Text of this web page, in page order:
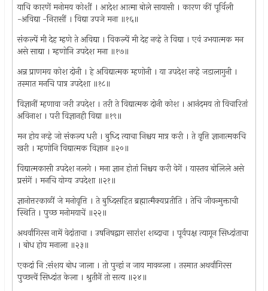
याचि कारणें मनोमय कोशीं । आदेश आत्मा बोले सायासी । कारण कीं पूर्विली
-अविद्या -निरासीं । विद्या उपजे मना ॥१६॥
संकल्पें मी देह म्हणे ते अविद्या । विकल्पें मी देह नव्हे ते विद्या । एवं उभयात्मक मन
असे साद्या । म्हणोनि उपदेश मना ॥१७॥
अन्न प्राणमय कोश दोनी । हे अविद्यात्मक म्हणोनी । या उपदेश नव्हे जडालागुनी ।
तस्मात मनचि पात्र उपदेशा ॥१८॥
विज्ञानीं म्हणावा जरी उपदेश । तरी ते विद्यात्मक दोनी कोश । आनंदमय तो विचारितां
अविनाश । परी विज्ञानही विद्या ॥१९॥
मन होय नव्हे जो संकल्प धरी । बुध्दि त्याचा निश्चय मात्र करी । ते वृत्ति ज्ञानात्मकचि
खरी । म्हणोनि विद्यात्मक विज्ञान ॥२०॥
विद्यात्मकासी उपदेश नलगे । मना ज्ञान होतां निश्चय करी वेगें । यास्तव बोलिले असे
प्रसंगें । मनचि योग्य उपदेशा ॥२१॥
ज्ञानोत्तरकाळीं जे मनोवृत्ति । ते बुध्दिसहित ब्रह्मात्मैक्यप्रतीति । तेचि जीवन्मुक्ताची
स्थिति । पुच्छ मनोमयाचें ॥२२॥
अथर्वांगिरस नामें वेदांताचा । उषनिषद्वाग सारांश शब्दाचा । पूर्वपक्ष त्यागून सिध्दांताचा
। बोध होय मनाला ॥२३॥
एकदां नि :संशय बोध जाला । तो पुन्हां न जाय मावळला । तस्मात अथर्वांगिरस
पुच्छत्त्वें सिध्दांत केला । श्रुतीनें तो सत्य ॥२४॥